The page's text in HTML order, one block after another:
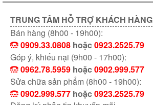
TRUNG TÂM HỖ TRỢ KHÁCH HÀNG
Bán hàng (8h00 - 19h00):
0909.33.0808 hoặc0923.2525.79
Góp ý, khiếu nại (9h00 - 17h00):
0962.78.5959 hoặc0902.999.577
Sửa chữa sản phẩm (8h00 - 19h00):
0902.999.577 hoặc0923.2525.79